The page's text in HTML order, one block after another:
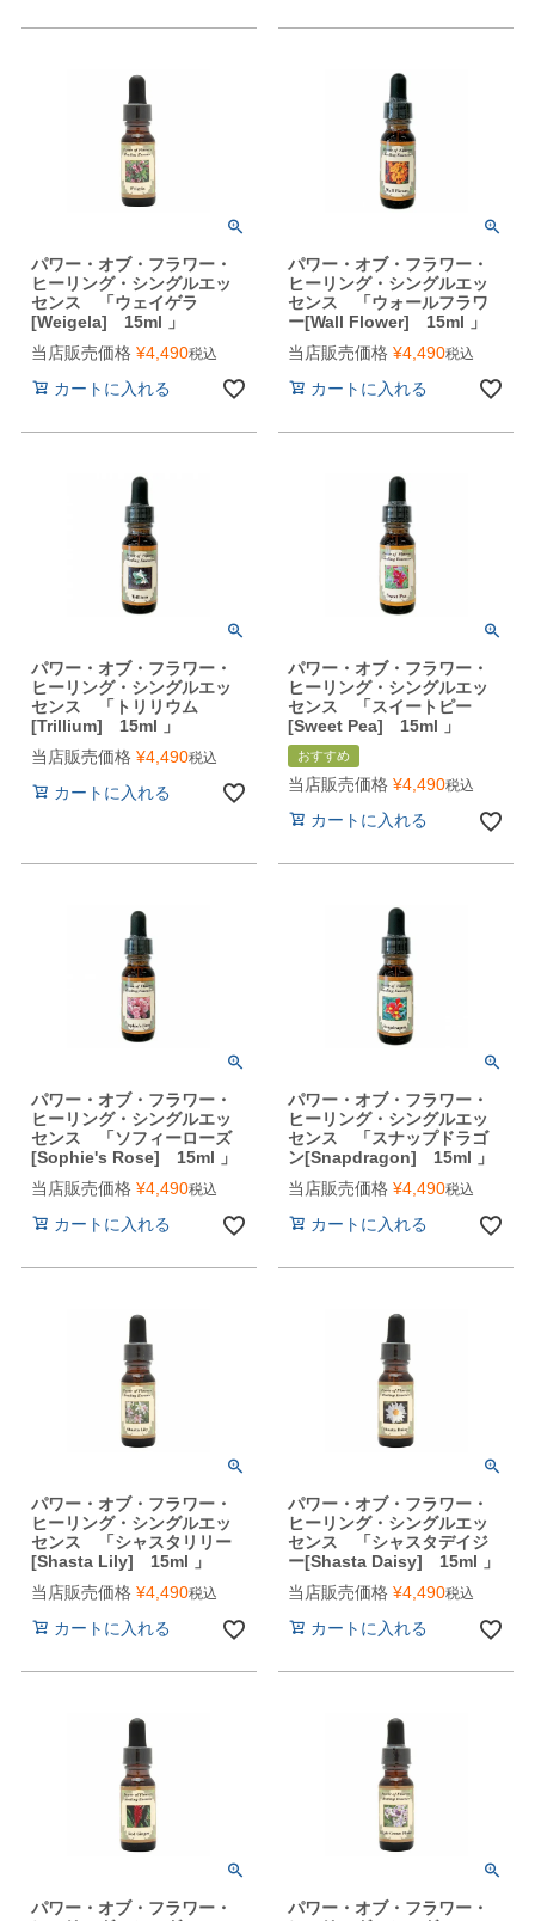
パワー・オブ・フラワー・
ヒーリング・シングルエッ
センス 「ウェイゲラ
[Weigela] 15ml 」
当店販売価格 ¥4,490税込
カートに入れる
パワー・オブ・フラワー・
ヒーリング・シングルエッ
センス 「ウォールフラワ
ー[Wall Flower] 15ml 」
当店販売価格 ¥4,490税込
カートに入れる
パワー・オブ・フラワー・
ヒーリング・シングルエッ
センス 「トリリウム
[Trillium] 15ml 」
当店販売価格 ¥4,490税込
カートに入れる
パワー・オブ・フラワー・
ヒーリング・シングルエッ
センス 「スイートピー
[Sweet Pea] 15ml 」
おすすめ
当店販売価格 ¥4,490税込
カートに入れる
パワー・オブ・フラワー・
ヒーリング・シングルエッ
センス 「ソフィーローズ
[Sophie's Rose] 15ml 」
当店販売価格 ¥4,490税込
カートに入れる
パワー・オブ・フラワー・
ヒーリング・シングルエッ
センス 「スナップドラゴ
ン[Snapdragon] 15ml 」
当店販売価格 ¥4,490税込
カートに入れる
パワー・オブ・フラワー・
ヒーリング・シングルエッ
センス 「シャスタリリー
[Shasta Lily] 15ml 」
当店販売価格 ¥4,490税込
カートに入れる
パワー・オブ・フラワー・
ヒーリング・シングルエッ
センス 「シャスタデイジ
ー[Shasta Daisy] 15ml 」
当店販売価格 ¥4,490税込
カートに入れる
パワー・オブ・フラワー・
パワー・オブ・フラワー・